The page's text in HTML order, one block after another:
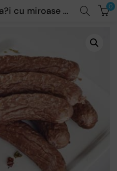
Cârna?i afuma?i cu miroase ?i usturoi – Ca alta data – 450gr 0